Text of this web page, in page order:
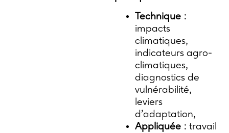
Technique :
impacts
climatiques,
indicateurs agro-
climatiques,
diagnostics de
vulnérabilité,
leviers
d’adaptation,
Appliquée : travail